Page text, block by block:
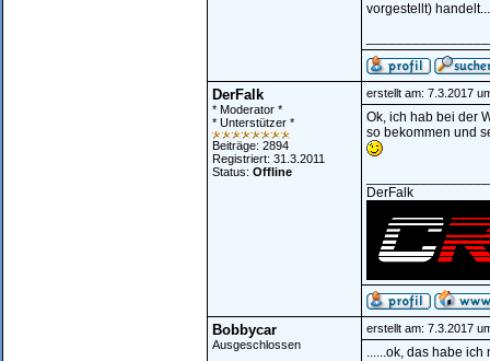
vorgestellt)
DerFalk
* Moderator *
* Unterstützer *
Beiträge: 2894
Registriert: 31.3.2011
Status: Offline
erstellt am: 7.3.2017
Ok, ich hab bei der
so bekommen und
DerFalk
Bobbycar
Ausgeschlossen
erstellt am: 7.3.2017
......ok, das habe ich